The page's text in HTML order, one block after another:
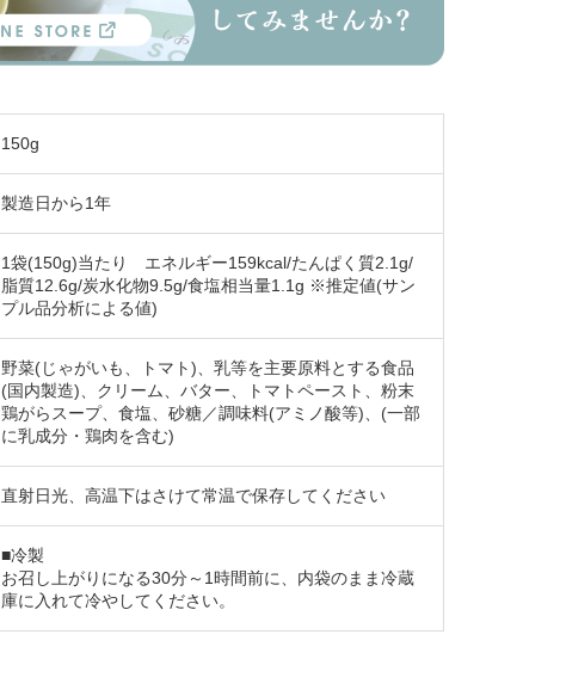
150g
製造日から1年
1袋(150g)当たり エネルギー159kcal/たんぱく質2.1g/
脂質12.6g/炭水化物9.5g/食塩相当量1.1g ※推定値(サン
プル品分析による値)
野菜(じゃがいも、トマト)、乳等を主要原料とする食品
(国内製造)、クリーム、バター、トマトペースト、粉末
鶏がらスープ、食塩、砂糖／調味料(アミノ酸等)、(一部
に乳成分・鶏肉を含む)
直射日光、高温下はさけて常温で保存してください
■冷製
お召し上がりになる30分～1時間前に、内袋のまま冷蔵
庫に入れて冷やしてください。